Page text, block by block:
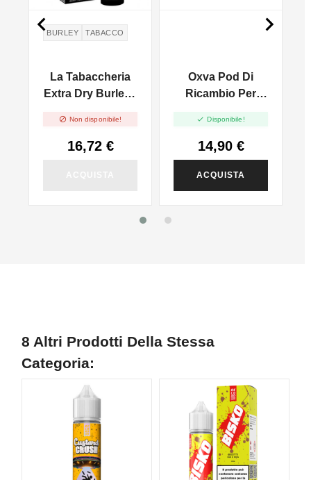
BURLEY TABACCO
La Tabaccheria
Extra Dry Burley -
White - Vape Shot
20ml
 Non disponibile!
16,72 €
Oxva Pod Di
Ricambio Per
3pcs
 Disponibile!
14,90 €
ACQUISTA
 
8 Altri Prodotti Della Stessa
Categoria: